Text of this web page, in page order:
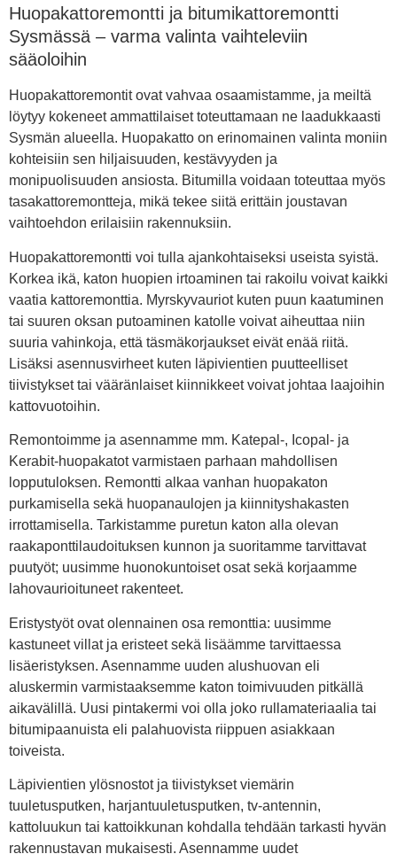
Huopakattoremontti ja bitumikattoremontti
Sysmässä – varma valinta vaihteleviin
sääoloihin
Huopakattoremontit ovat vahvaa osaamistamme, ja meiltä
löytyy kokeneet ammattilaiset toteuttamaan ne laadukkaasti
Sysmän alueella. Huopakatto on erinomainen valinta moniin
kohteisiin sen hiljaisuuden, kestävyyden ja
monipuolisuuden ansiosta. Bitumilla voidaan toteuttaa myös
tasakattoremontteja, mikä tekee siitä erittäin joustavan
vaihtoehdon erilaisiin rakennuksiin.
Huopakattoremontti voi tulla ajankohtaiseksi useista syistä.
Korkea ikä, katon huopien irtoaminen tai rakoilu voivat kaikki
vaatia kattoremonttia. Myrskyvauriot kuten puun kaatuminen
tai suuren oksan putoaminen katolle voivat aiheuttaa niin
suuria vahinkoja, että täsmäkorjaukset eivät enää riitä.
Lisäksi asennusvirheet kuten läpivientien puutteelliset
tiivistykset tai vääränlaiset kiinnikkeet voivat johtaa laajoihin
kattovuotoihin.
Remontoimme ja asennamme mm. Katepal-, Icopal- ja
Kerabit-huopakatot varmistaen parhaan mahdollisen
lopputuloksen. Remontti alkaa vanhan huopakaton
purkamisella sekä huopanaulojen ja kiinnityshakasten
irrottamisella. Tarkistamme puretun katon alla olevan
raakaponttilaudoituksen kunnon ja suoritamme tarvittavat
puutyöt; uusimme huonokuntoiset osat sekä korjaamme
lahovaurioituneet rakenteet.
Eristystyöt ovat olennainen osa remonttia: uusimme
kastuneet villat ja eristeet sekä lisäämme tarvittaessa
lisäeristyksen. Asennamme uuden alushuovan eli
aluskermin varmistaaksemme katon toimivuuden pitkällä
aikavälillä. Uusi pintakermi voi olla joko rullamateriaalia tai
bitumipaanuista eli palahuovista riippuen asiakkaan
toiveista.
Läpivientien ylösnostot ja tiivistykset viemärin
tuuletusputken, harjantuuletusputken, tv-antennin,
kattoluukun tai kattoikkunan kohdalla tehdään tarkasti hyvän
rakennustavan mukaisesti. Asennamme uudet